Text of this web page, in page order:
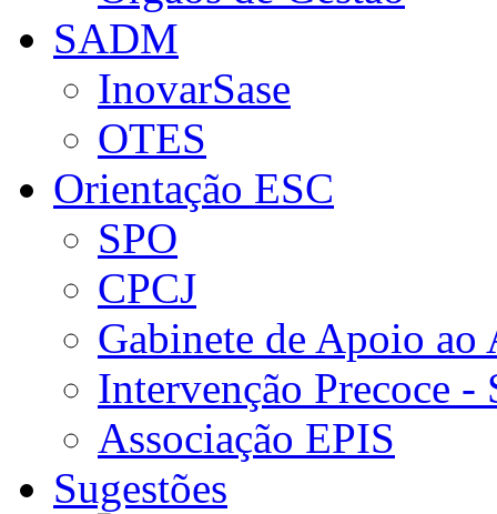
SADM
InovarSase
OTES
Orientação ESC
SPO
CPCJ
Gabinete de Apoio ao
Intervenção Precoce -
Associação EPIS
Sugestões